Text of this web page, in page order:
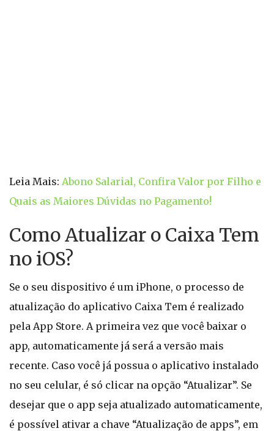
Leia Mais: Abono Salarial, Confira Valor por Filho e
Quais as Maiores Dúvidas no Pagamento!
Como Atualizar o Caixa Tem
no iOS?
Se o seu dispositivo é um iPhone, o processo de
atualização do aplicativo Caixa Tem é realizado
pela App Store. A primeira vez que você baixar o
app, automaticamente já será a versão mais
recente. Caso você já possua o aplicativo instalado
no seu celular, é só clicar na opção “Atualizar”. Se
desejar que o app seja atualizado automaticamente,
é possível ativar a chave “Atualização de apps”, em